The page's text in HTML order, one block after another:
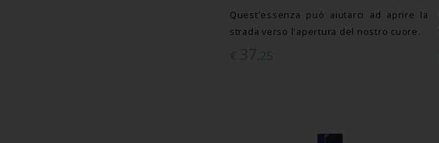
Quest'essenza può aiutarci ad aprire la
strada verso l'apertura del nostro cuore.
€ 37,25